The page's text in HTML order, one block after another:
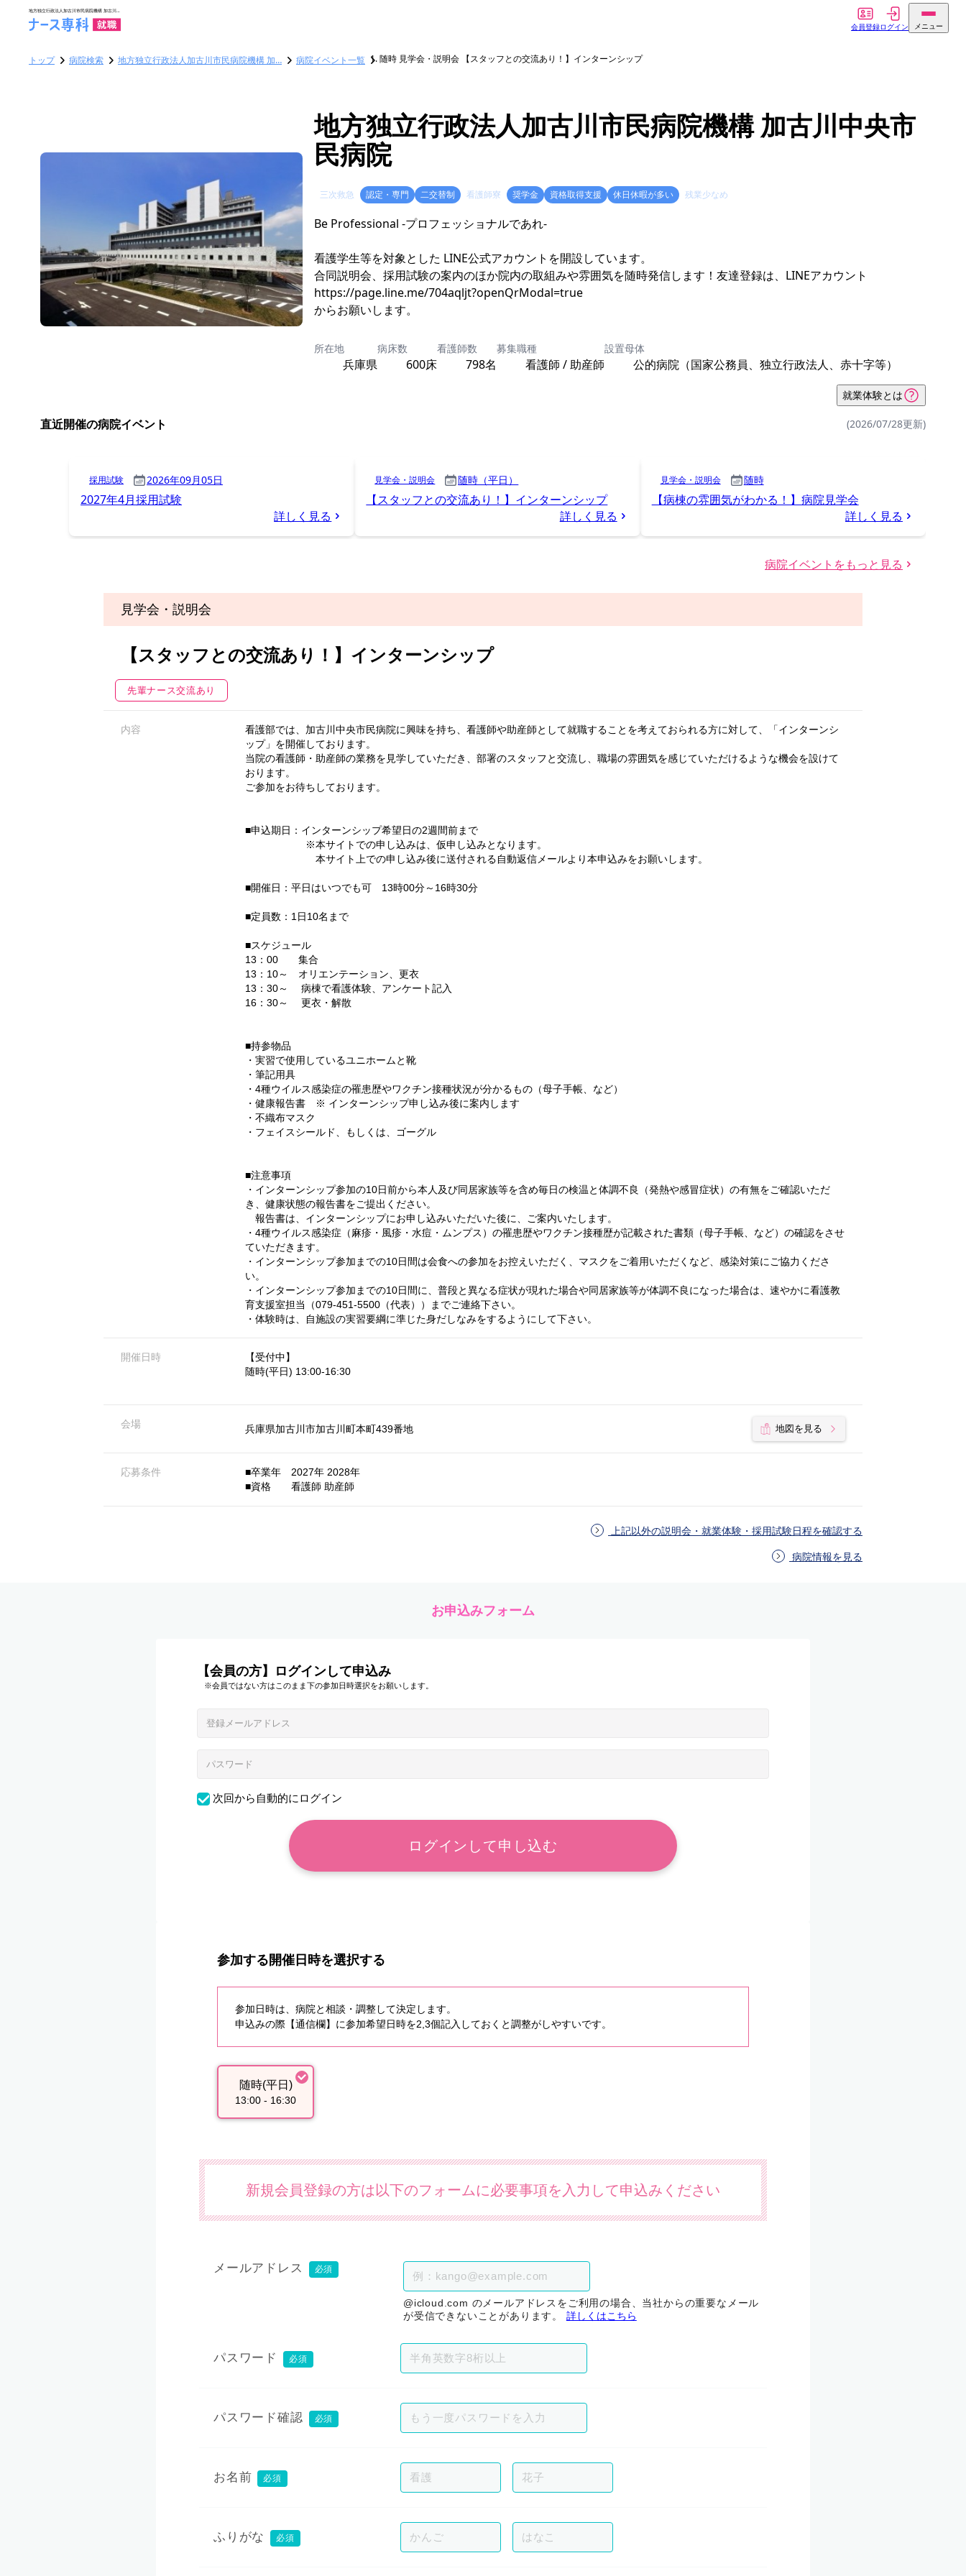
見学会・説明会
【スタッフとの交流あり！】インターンシップ
先輩ナース交流あり
内容
看護部では、加古川中央市民病院に興味を持ち、看護師や助産師として就職することを考えておられる方に対して、「インターンシ
ップ」を開催しております。
当院の看護師・助産師の業務を見学していただき、部署のスタッフと交流し、職場の雰囲気を感じていただけるような機会を設けて
おります。
ご参加をお待ちしております。
■申込期日：インターンシップ希望日の2週間前まで
※本サイトでの申し込みは、仮申し込みとなります。
本サイト上での申し込み後に送付される自動返信メールより本申込みをお願いします。
■開催日：平日はいつでも可 13時00分～16時30分
■定員数：1日10名まで
■スケジュール
13：00 集合
13：10～ オリエンテーション、更衣
13：30～ 病棟で看護体験、アンケート記入
16：30～ 更衣・解散
■持参物品
・実習で使用しているユニホームと靴
・筆記用具
・4種ウイルス感染症の罹患歴やワクチン接種状況が分かるもの（母子手帳、など）
・健康報告書 ※ インターンシップ申し込み後に案内します
・不織布マスク
・フェイスシールド、もしくは、ゴーグル
■注意事項
・インターンシップ参加の10日前から本人及び同居家族等を含め毎日の検温と体調不良（発熱や感冒症状）の有無をご確認いただ
き、健康状態の報告書をご提出ください。
報告書は、インターンシップにお申し込みいただいた後に、ご案内いたします。
・4種ウイルス感染症（麻疹・風疹・水痘・ムンプス）の罹患歴やワクチン接種歴が記載された書類（母子手帳、など）の確認をさせ
ていただきます。
・インターンシップ参加までの10日間は会食への参加をお控えいただく、マスクをご着用いただくなど、感染対策にご協力くださ
い。
・インターンシップ参加までの10日間に、普段と異なる症状が現れた場合や同居家族等が体調不良になった場合は、速やかに看護教
育支援室担当（079-451-5500（代表））までご連絡下さい。
・体験時は、自施設の実習要綱に準じた身だしなみをするようにして下さい。
開催日時
【受付中】
随時(平日) 13:00-16:30
会場 兵庫県加古川市加古川町本町439番地 地図を見る
応募条件
■卒業年 2027年 2028年
■資格 看護師 助産師
上記以外の説明会・就業体験・採用試験日程を確認する
病院情報を見る
お申込みフォーム
【会員の方】ログインして申込み
※会員ではない方はこのまま下の参加日時選択をお願いします。
次回から自動的にログイン
参加する開催日時を選択する
参加日時は、病院と相談・調整して決定します。
申込みの際【通信欄】に参加希望日時を2,3個記入しておくと調整がしやすいです。
随時(平日)
13:00 - 16:30
新規会員登録の方は以下のフォームに必要事項を入力して申込みください
メールアドレス 必須
@icloud.com のメールアドレスをご利用の場合、当社からの重要なメール
が受信できないことがあります。 詳しくはこちら
パスワード 必須
パスワード確認 必須
お名前 必須
ふりがな 必須